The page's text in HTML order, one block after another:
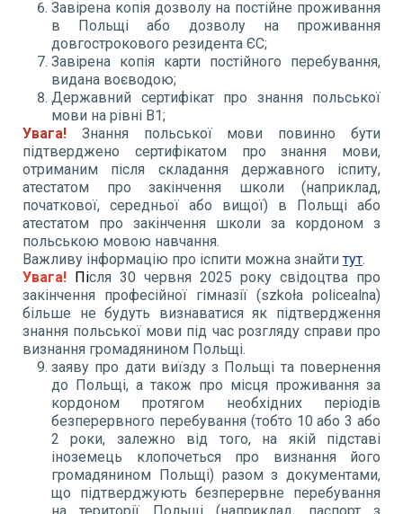
Завірена копія дозволу на постійне проживання
в Польщі або дозволу на проживання
довгострокового резидента ЄС;
Завірена копія карти постійного перебування,
видана воєводою;
Державний сертифікат про знання польської
мови на рівні В1;
Увага! Знання польської мови повинно бути
підтверджено сертифікатом про знання мови,
отриманим після складання державного іспиту,
атестатом про закінчення школи (наприклад,
початкової, середньої або вищої) в Польщі або
атестатом про закінчення школи за кордоном з
польською мовою навчання.
Важливу інформацію про іспити можна знайти тут.
Увага! Після 30 червня 2025 року свідоцтва про
закінчення професійної гімназії (szkoła policealna)
більше не будуть визнаватися як підтвердження
знання польської мови під час розгляду справи про
визнання громадянином Польщі.
заяву про дати виїзду з Польщі та повернення
до Польщі, а також про місця проживання за
кордоном протягом необхідних періодів
безперервного перебування (тобто 10 або 3 або
2 роки, залежно від того, на якій підставі
іноземець клопочеться про визнання його
громадянином Польщі) разом з документами,
що підтверджують безперервне перебування